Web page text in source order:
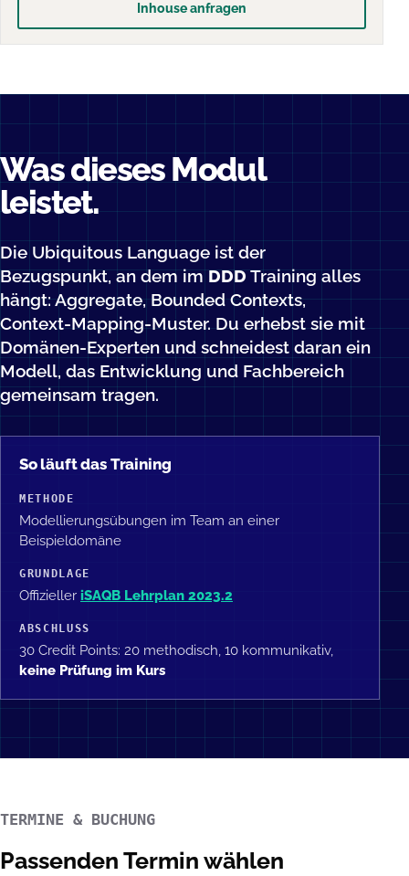
Inhouse anfragen
Was dieses Modul
leistet.
Die Ubiquitous Language ist der
Bezugspunkt, an dem imDDDTraining alles
hängt: Aggregate, Bounded Contexts,
Context-Mapping-Muster. Du erhebst sie mit
Domänen-Experten und schneidest daran ein
Modell, das Entwicklung und Fachbereich
gemeinsam tragen.
So läuft das Training
METHODE
Modellierungsübungen im Team an einer
Beispieldomäne
GRUNDLAGE
Offizieller iSAQB Lehrplan 2023.2
ABSCHLUSS
30 Credit Points: 20 methodisch, 10 kommunikativ,
keine Prüfung im Kurs
TERMINE & BUCHUNG
Passenden Termin wählen